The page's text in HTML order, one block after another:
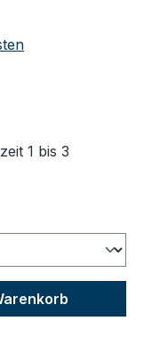
5 Sternen
1 bis 3